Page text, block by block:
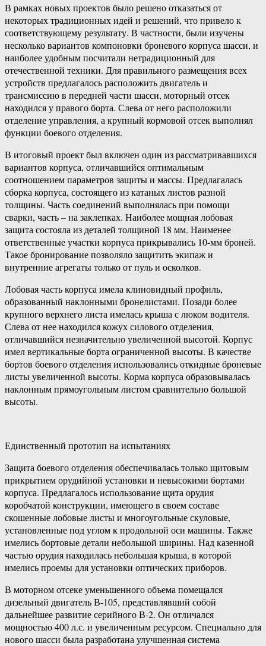
В рамках новых проектов было решено отказаться от
некоторых традиционных идей и решений, что привело к
соответствующему результату. В частности, были изучены
несколько вариантов компоновки броневого корпуса шасси, и
наиболее удобным посчитали нетрадиционный для
отечественной техники. Для правильного размещения всех
устройств предлагалось расположить двигатель и
трансмиссию в передней части шасси, моторный отсек
находился у правого борта. Слева от него расположили
отделение управления, а крупный кормовой отсек выполнял
функции боевого отделения.
В итоговый проект был включен один из рассматривавшихся
вариантов корпуса, отличавшийся оптимальным
соотношением параметров защиты и массы. Предлагалась
сборка корпуса, состоящего из катаных листов разной
толщины. Часть соединений выполнялась при помощи
сварки, часть – на заклепках. Наиболее мощная лобовая
защита состояла из деталей толщиной 18 мм. Наименее
ответственные участки корпуса прикрывались 10-мм броней.
Такое бронирование позволяло защитить экипаж и
внутренние агрегаты только от пуль и осколков.
Лобовая часть корпуса имела клиновидный профиль,
образованный наклонными бронелистами. Позади более
крупного верхнего листа имелась крыша с люком водителя.
Слева от нее находился кожух силового отделения,
отличавшийся незначительно увеличенной высотой. Корпус
имел вертикальные борта ограниченной высоты. В качестве
бортов боевого отделения использовались откидные броневые
листы увеличенной высоты. Корма корпуса образовывалась
наклонным прямоугольным листом сравнительно большой
высоты.
Единственный прототип на испытаниях
Защита боевого отделения обеспечивалась только щитовым
прикрытием орудийной установки и невысокими бортами
корпуса. Предлагалось использование щита орудия
коробчатой конструкции, имеющего в своем составе
скошенные лобовые листы и многоугольные скуловые,
установленные под углом к продольной оси машины. Также
имелись бортовые детали небольшой ширины. Над казенной
частью орудия находилась небольшая крыша, в которой
имелись проемы для установки оптических приборов.
В моторном отсеке уменьшенного объема помещался
дизельный двигатель В-105, представлявший собой
дальнейшее развитие серийного В-2. Он отличался
мощностью 400 л.с. и увеличенным ресурсом. Специально для
нового шасси была разработана улучшенная система